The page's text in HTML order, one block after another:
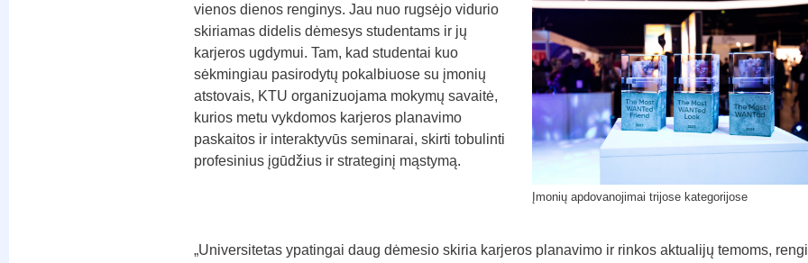
vienos dienos renginys. Jau nuo rugsėjo vidurio
skiriamas didelis dėmesys studentams ir jų
karjeros ugdymui. Tam, kad studentai kuo
sėkmingiau pasirodytų pokalbiuose su įmonių
atstovais, KTU organizuojama mokymų savaitė,
kurios metu vykdomos karjeros planavimo
paskaitos ir interaktyvūs seminarai, skirti tobulinti
profesinius įgūdžius ir strateginį mąstymą.
Įmonių apdovanojimai trijose kategorijose
„Universitetas ypatingai daug dėmesio skiria karjeros planavimo ir rinkos aktualijų temoms,